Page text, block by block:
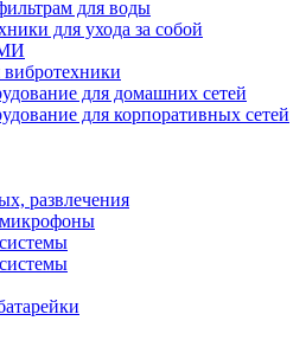
для воды
для ухода за собой
для домашних сетей
для корпоративных сетей
развлечения